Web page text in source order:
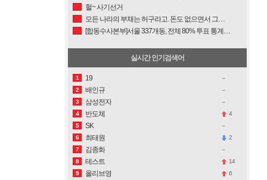
헐~ 사기선거
모든 나라의 부채는 허구라고. 돈도 없으면서 그들(돈의 주인/부정 선거 지시자)은 너희 나라에 돈 빌려줬다고 장부에 기록한 것 뿐이라고.
[합동수사본부]서울 337개동, 전체 80% 투표 통계 불일치!
실시간 인기검색어
1 19
2 배인규
3 삼성전자
4 반도체
4
5
SK
6 최태원
2
7
김종화
8 테스트
14
9
올리브영
6